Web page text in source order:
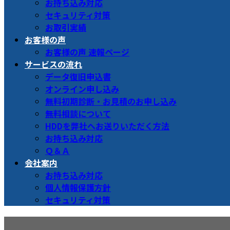
お持ち込み対応
セキュリティ対策
お取引実績
お客様の声
お客様の声 速報ページ
サービスの流れ
データ復旧申込書
オンライン申し込み
無料初期診断・お見積のお申し込み
無料相談について
HDDを弊社へお送りいただく方法
お持ち込み対応
Ｑ＆Ａ
会社案内
お持ち込み対応
個人情報保護方針
セキュリティ対策